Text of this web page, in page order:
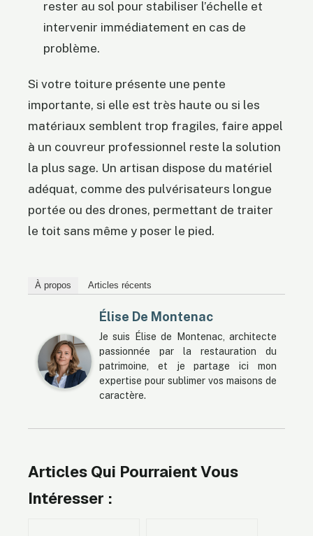
rester au sol pour stabiliser l’échelle et
intervenir immédiatement en cas de
problème.
Si votre toiture présente une pente
importante, si elle est très haute ou si les
matériaux semblent trop fragiles, faire appel
à un couvreur professionnel reste la solution
la plus sage. Un artisan dispose du matériel
adéquat, comme des pulvérisateurs longue
portée ou des drones, permettant de traiter
le toit sans même y poser le pied.
À propos Articles récents
Élise De Montenac
Je suis Élise de Montenac, architecte
passionnée par la restauration du
patrimoine, et je partage ici mon
expertise pour sublimer vos maisons de
caractère.
Articles Qui Pourraient Vous
Intéresser :